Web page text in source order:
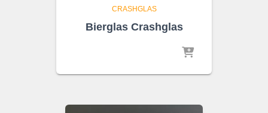
CRASHGLAS
Bierglas Crashglas